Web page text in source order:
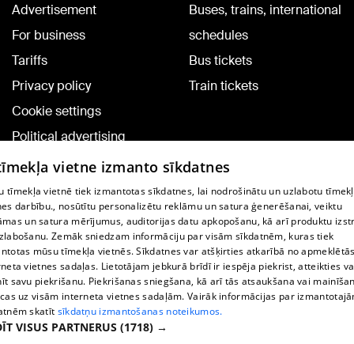
Advertisement
For business
Tariffs
Privacy policy
Cookie settings
Political advertising
Cookie policy
Commenting terms
Buses, trains, international
schedules
Bus tickets
Train tickets
TV program
Contract rules
360 Ziņu kontakti
Helio Media
Vortal assistance service: e-mail -
vietne izmanto sīkdatnes
tīmekļa vietnē tiek izmantotas sīkdatnes, lai nodrošinātu un uzlabotu
darbību., nosūtītu personalizētu reklāmu un satura ģenerēšanai, veiktu
un satura mērījumus, auditorijas datu apkopošanu, kā arī produktu
Zemāk sniedzam informāciju par visām sīkdatnēm, kuras tiek
mūsu tīmekļa vietnēs. Sīkdatnes var atšķirties atkarībā no
vietnes sadaļas. Lietotājam jebkurā brīdī ir iespēja piekrist, atteikties
savu piekrišanu. Piekrišanas sniegšana, kā arī tās atsaukšana vai
uz visām interneta vietnes sadaļām. Vairāk informācijas par
skatīt sīkdatņu izmantošanas noteikumos.
VISUS PARTNERUS (1718) →